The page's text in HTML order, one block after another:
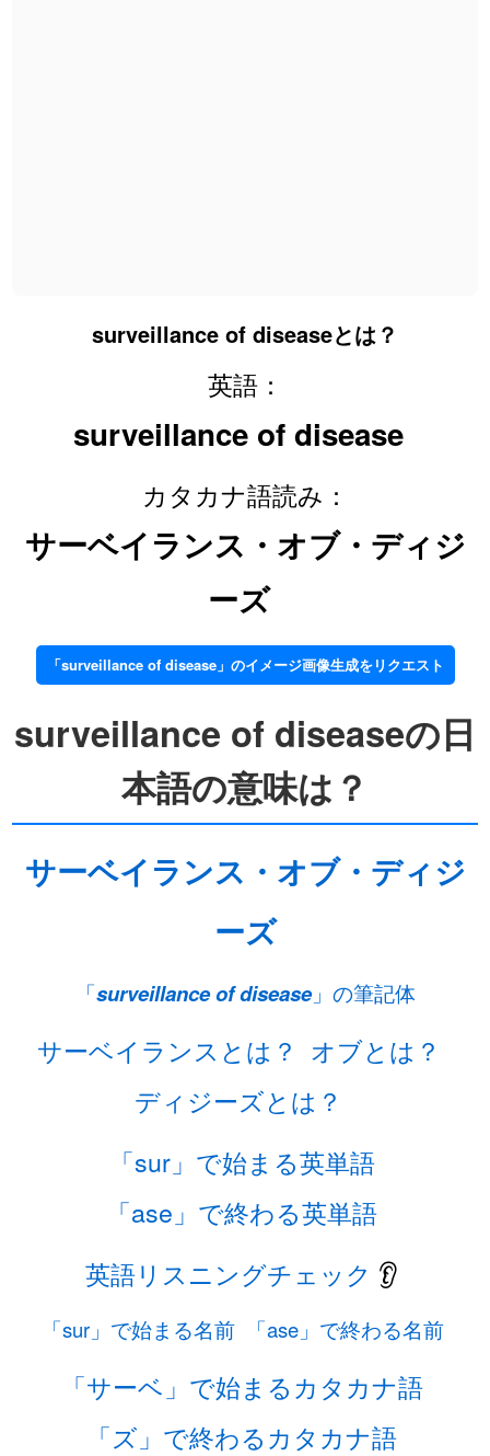
surveillance of diseaseとは？
英語：
surveillance of disease
カタカナ語読み：
サーベイランス・オブ・ディジ
ーズ
「surveillance of disease」のイメージ画像生成をリクエスト
surveillance of diseaseの日
本語の意味は？
サーベイランス・オブ・ディジ
ーズ
「surveillance of disease」の筆記体
サーベイランスとは？ オブとは？
ディジーズとは？
「sur」で始まる英単語
「ase」で終わる英単語
英語リスニングチェック 👂
「sur」で始まる名前 「ase」で終わる名前
「サーベ」で始まるカタカナ語
「ズ」で終わるカタカナ語